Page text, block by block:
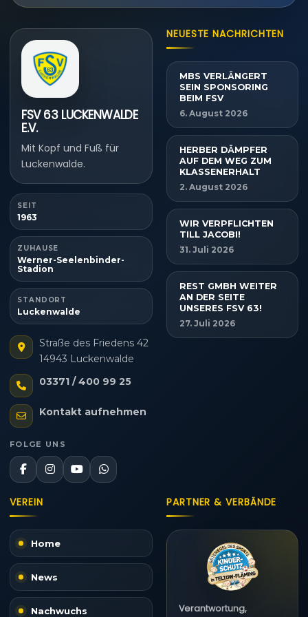
FSV 63 LUCKENWALDE
E.V.
Mit Kopf und Fuß für
Luckenwalde.
SEIT
1963
ZUHAUSE
Werner-Seelenbinder-
Stadion
STANDORT
Luckenwalde
Straße des Friedens 42
14943 Luckenwalde
03371 / 400 99 25
Kontakt aufnehmen
FOLGE UNS
NEUESTE NACHRICHTEN
MBS VERLÄNGERT
SEIN SPONSORING
BEIM FSV
6. August 2026
HERBER DÄMPFER
AUF DEM WEG ZUM
KLASSENERHALT
2. August 2026
WIR VERPFLICHTEN
TILL JACOBI!
31. Juli 2026
REST GMBH WEITER
AN DER SEITE
UNSERES FSV 63!
27. Juli 2026
VEREIN
Home
News
Nachwuchs
PARTNER & VERBÄNDE
Verantwortung,